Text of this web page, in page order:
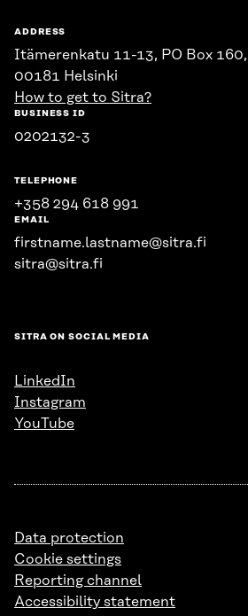
ADDRESS
Itämerenkatu 11-13, PO Box 160,
00181 Helsinki
How to get to Sitra?
BUSINESS ID
0202132-3
TELEPHONE
+358 294 618 991
EMAIL
firstname.lastname@sitra.fi
sitra@sitra.fi
SITRA ON SOCIAL MEDIA
LinkedIn
Instagram
YouTube
Data protection
Cookie settings
Reporting channel
Accessibility statement